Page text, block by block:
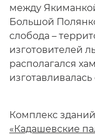
между
Большой
слобода –
изготовителей
располагался
Комплекс
«Кадашевские